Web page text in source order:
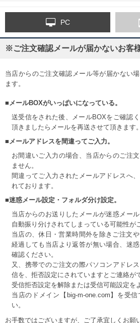
PC
※ご注文確認メールが届かないお客
当店からのご注文確認メール等が届かない
ます。
■メールBOXがいっぱいになっている。
送受信をされた後、メールBOXをご確認
頂きましたらメールを再送させて頂きます。
■メールアドレスを間違ってご入力。
お間違いご入力の場合、当店からのご注
ません。
間違ってご入力されたメールアドレスへ
れております。
■迷惑メール設定・フォルダ分け設定。
当店からのお送りしたメールが迷惑メー
自動振り分けされてしまっている可能性が
当店の、休日・営業時間外を除きご注文
経過しても当店より返答が無い場合、迷
確認ください。
又、携帯でのご注文の際パソコンアドレ
信を、拒否設定にされていますとご連絡が
受信拒否設定を解除または受信可能設定を
当店のドメイン【big-m-one.com】を受
い。
お手数ではございますが、ご了承宜しくお願